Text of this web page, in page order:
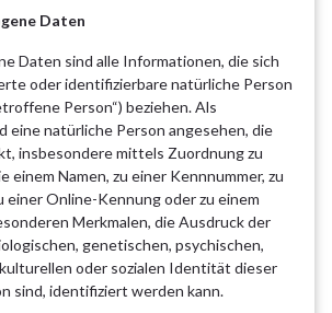
Daten
Daten sind alle Informationen, die sich
oder identifizierbare natürliche Person
Person“) beziehen. Als
eine natürliche Person angesehen, die
insbesondere mittels Zuordnung zu
einem Namen, zu einer Kennnummer, zu
einer Online-Kennung oder zu einem
Merkmalen, die Ausdruck der
genetischen, psychischen,
oder sozialen Identität dieser
sind, identifiziert werden kann.